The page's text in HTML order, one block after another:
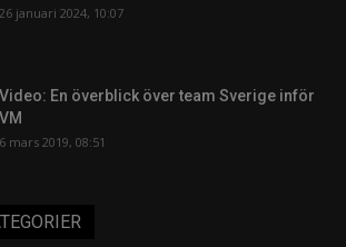
26 januari 2024, 10:07
Video: En överblick över team Sverige inför
VM
6 mars 2019, 08:51